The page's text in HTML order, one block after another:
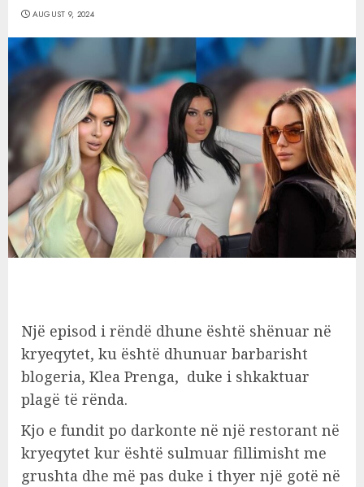
AUGUST 9, 2024
Një episod i rëndë dhune është shënuar në
kryeqytet, ku është dhunuar barbarisht
blogeria, Klea Prenga, duke i shkaktuar
plagë të rënda.
Kjo e fundit po darkonte në një restorant në
kryeqytet kur është sulmuar fillimisht me
grushta dhe më pas duke i thyer një gotë në